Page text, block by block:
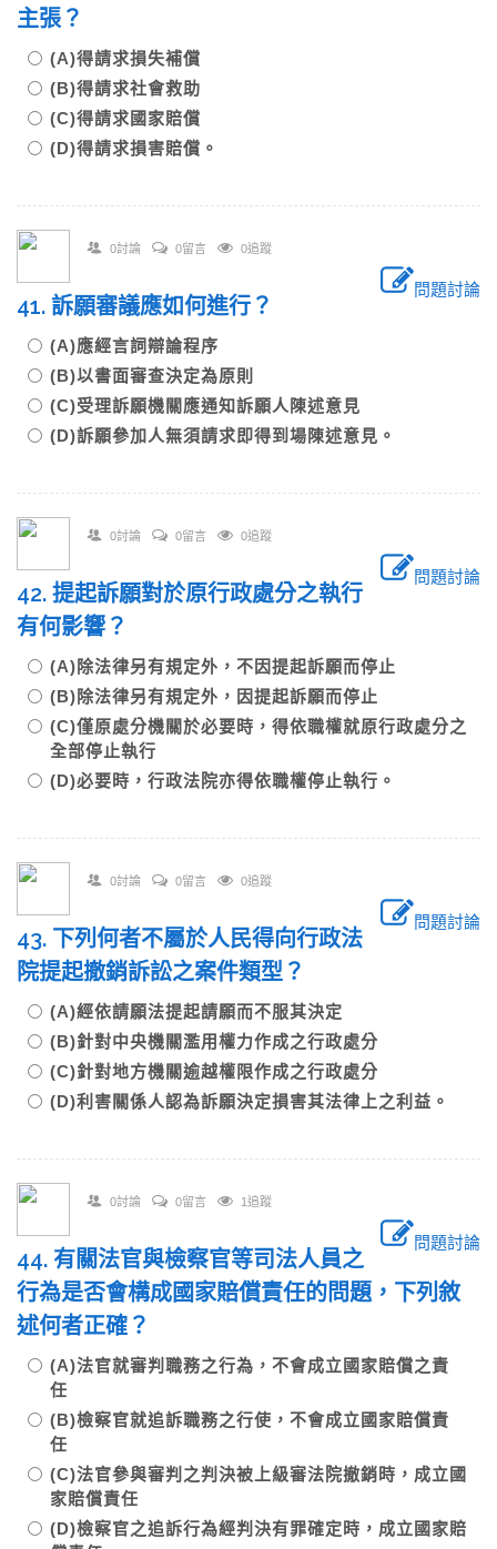
主張？
(A)得請求損失補償
(B)得請求社會救助
(C)得請求國家賠償
(D)得請求損害賠償。
0討論 0留言 0追蹤
問題討論
41. 訴願審議應如何進行？
(A)應經言詞辯論程序
(B)以書面審查決定為原則
(C)受理訴願機關應通知訴願人陳述意見
(D)訴願參加人無須請求即得到場陳述意見。
0討論 0留言 0追蹤
問題討論
42. 提起訴願對於原行政處分之執行
有何影響？
(A)除法律另有規定外，不因提起訴願而停止
(B)除法律另有規定外，因提起訴願而停止
(C)僅原處分機關於必要時，得依職權就原行政處分之
全部停止執行
(D)必要時，行政法院亦得依職權停止執行。
0討論 0留言 0追蹤
問題討論
43. 下列何者不屬於人民得向行政法
院提起撤銷訴訟之案件類型？
(A)經依請願法提起請願而不服其決定
(B)針對中央機關濫用權力作成之行政處分
(C)針對地方機關逾越權限作成之行政處分
(D)利害關係人認為訴願決定損害其法律上之利益。
0討論 0留言 1追蹤
問題討論
44. 有關法官與檢察官等司法人員之
行為是否會構成國家賠償責任的問題，下列敘
述何者正確？
(A)法官就審判職務之行為，不會成立國家賠償之責
任
(B)檢察官就追訴職務之行使，不會成立國家賠償責
任
(C)法官參與審判之判決被上級審法院撤銷時，成立國
家賠償責任
(D)檢察官之追訴行為經判決有罪確定時，成立國家賠